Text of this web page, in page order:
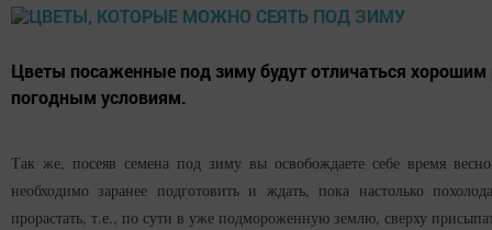
Цветы посаженные под зиму будут отличаться
погодным условиям.
Так же, посеяв семена под зиму вы освобождаете себе время
необходимо заранее подготовить и ждать, пока настолько
прорастать, т.е., по сути в уже подмороженную землю, сверху